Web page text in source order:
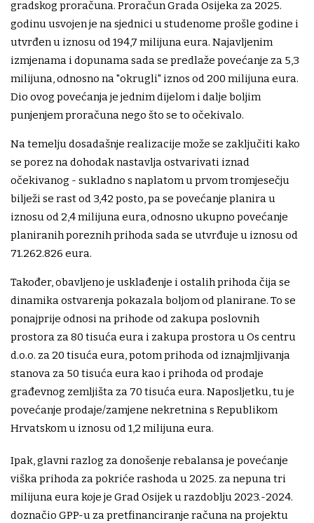
gradskog proračuna. Proračun Grada Osijeka za 2025.
godinu usvojen je na sjednici u studenome prošle godine i
utvrđen u iznosu od 194,7 milijuna eura. Najavljenim
izmjenama i dopunama sada se predlaže povećanje za 5,3
milijuna, odnosno na "okrugli" iznos od 200 milijuna eura.
Dio ovog povećanja je jednim dijelom i dalje boljim
punjenjem proračuna nego što se to očekivalo.
Na temelju dosadašnje realizacije može se zaključiti kako
se porez na dohodak nastavlja ostvarivati iznad
očekivanog - sukladno s naplatom u prvom tromjesečju
bilježi se rast od 3,42 posto, pa se povećanje planira u
iznosu od 2,4 milijuna eura, odnosno ukupno povećanje
planiranih poreznih prihoda sada se utvrđuje u iznosu od
71.262.826 eura.
Također, obavljeno je usklađenje i ostalih prihoda čija se
dinamika ostvarenja pokazala boljom od planirane. To se
ponajprije odnosi na prihode od zakupa poslovnih
prostora za 80 tisuća eura i zakupa prostora u Os centru
d.o.o. za 20 tisuća eura, potom prihoda od iznajmljivanja
stanova za 50 tisuća eura kao i prihoda od prodaje
građevnog zemljišta za 70 tisuća eura. Naposljetku, tu je
povećanje prodaje/zamjene nekretnina s Republikom
Hrvatskom u iznosu od 1,2 milijuna eura.
Ipak, glavni razlog za donošenje rebalansa je povećanje
viška prihoda za pokriće rashoda u 2025. za nepuna tri
milijuna eura koje je Grad Osijek u razdoblju 2023.-2024.
doznačio GPP-u za pretfinanciranje računa na projektu